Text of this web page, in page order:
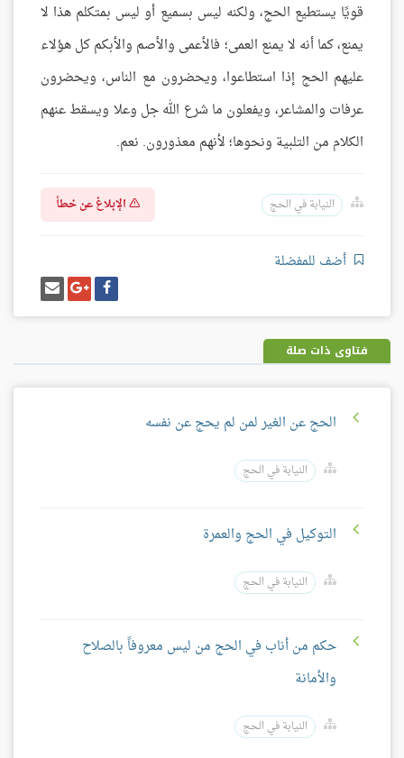
قويًا يستطيع الحج، ولكنه ليس بسميع أو ليس بمتكلم هذا لا
يمنع، كما أنه لا يمنع العمى؛ فالأعمى والأصم والأبكم كل هؤلاء
عليهم الحج إذا استطاعوا، ويحضرون مع الناس، ويحضرون
عرفات والمشاعر، ويفعلون ما شرع الله جل وعلا ويسقط عنهم
الكلام من التلبية ونحوها؛ لأنهم معذورون. نعم.
النيابة في الحج الإبلاغ عن خطأ
أضف للمفضلة
شارك
على
فيسبوك
شارك
على
غوغل
بلس
إرسل
إيميل
فتاوى ذات صلة
الحج عن الغير لمن لم يحج عن نفسه
النيابة في الحج
التوكيل في الحج والعمرة
النيابة في الحج
حكم من أناب في الحج من ليس معروفاً بالصلاح
والأمانة
النيابة في الحج